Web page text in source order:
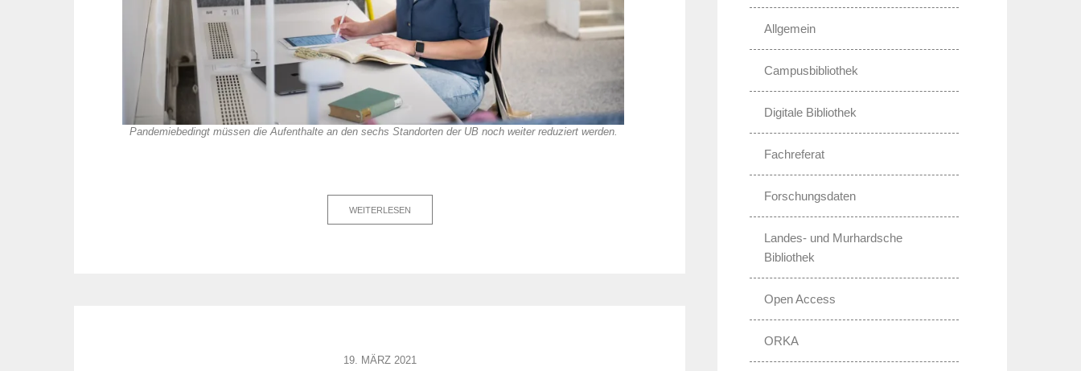
Pandemiebedingt müssen die Aufenthalte an den sechs Standorten der UB noch weiter reduziert werden.
WEITERLESEN
19. MÄRZ 2021
Allgemein
Campusbibliothek
Digitale Bibliothek
Fachreferat
Forschungsdaten
Landes- und Murhardsche
Bibliothek
Open Access
ORKA